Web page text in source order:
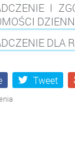
I
DLA
Tweet